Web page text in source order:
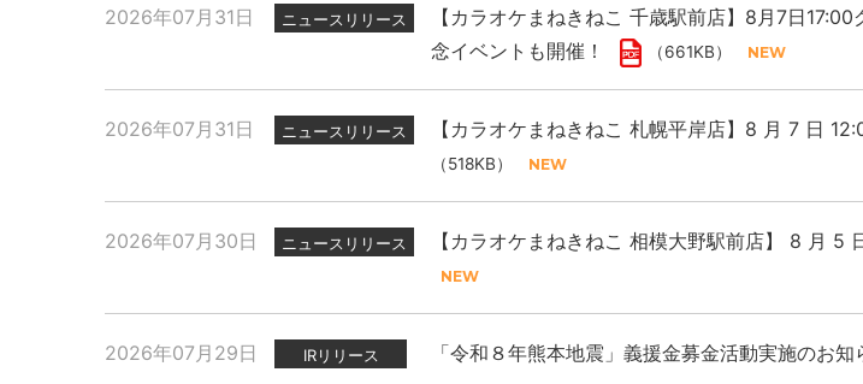
2026年07月31日 ニュースリリース
【カラオケまねきねこ 千歳駅前店】8月7日
念イベントも開催！
（661KB）
2026年07月31日 ニュースリリース 【カラオケまねきねこ 札幌平岸店】8 月 7 日
（518KB）
2026年07月30日 ニュースリリース 【カラオケまねきねこ 相模大野駅前店】 8 月 5
2026年07月29日 IRリリース 「令和８年熊本地震」義援金募金活動実施のお知